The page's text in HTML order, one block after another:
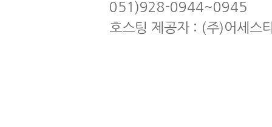
051)928-0944~0945
호스팅 제공자 : (주)어세